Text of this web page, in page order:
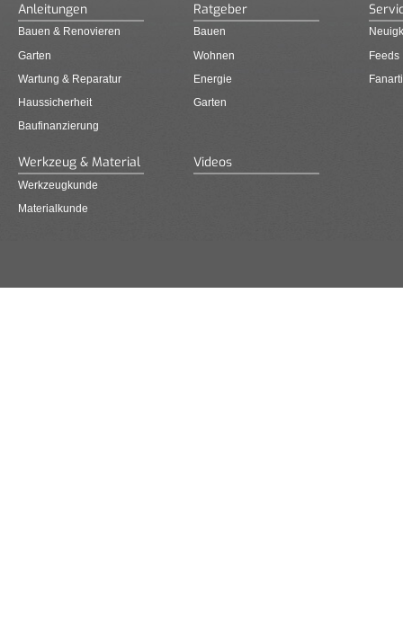
Anleitungen
Bauen & Renovieren
Garten
Wartung & Reparatur
Haussicherheit
Baufinanzierung
Ratgeber
Bauen
Wohnen
Energie
Garten
Feeds
Werkzeug & Material
Werkzeugkunde
Materialkunde
Videos